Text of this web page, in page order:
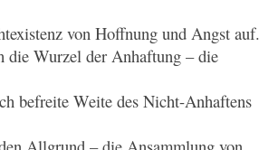
von Hoffnung und Angst auf.
die Wurzel der Anhaftung – die
befreite Weite des Nicht-Anhaftens